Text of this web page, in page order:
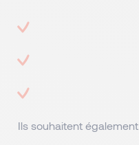
Ils souhaitent également